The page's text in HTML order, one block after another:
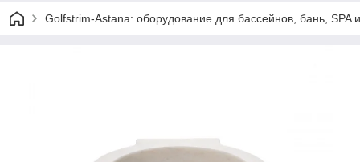
Golfstrim-Astana: оборудование для бассейнов, бань, SPA